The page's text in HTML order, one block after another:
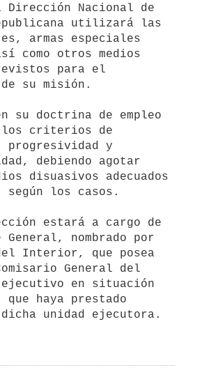
Dirección Nacional de
utilizará las
armas especiales
como otros medios
para el
su misión.
criterios de
progresividad y
debiendo agotar
disuasivos adecuados
según los casos.
General, nombrado por
Interior, que posea
General del
ejecutivo en situación
haya prestado
unidad ejecutora.